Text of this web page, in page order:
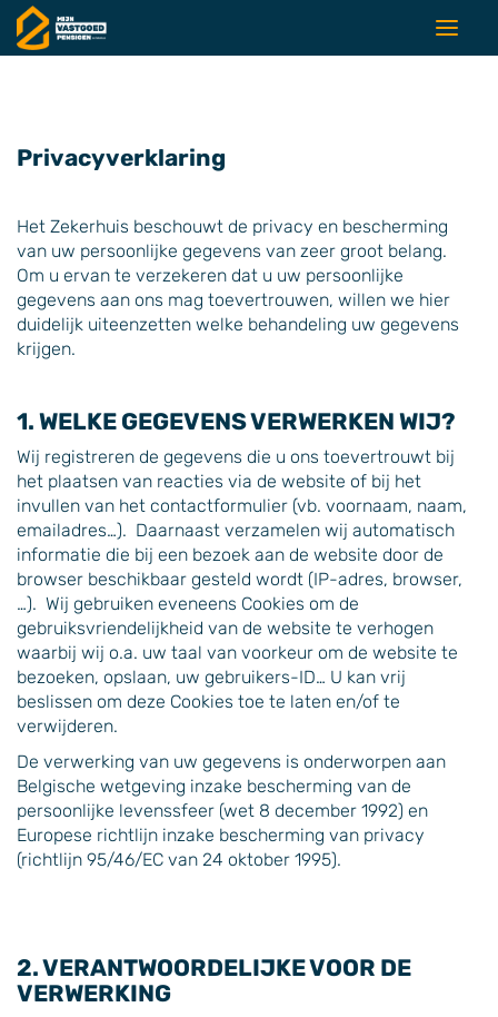
Privacyverklaring
Het Zekerhuis beschouwt de privacy en bescherming
van uw persoonlijke gegevens van zeer groot belang.
Om u ervan te verzekeren dat u uw persoonlijke
gegevens aan ons mag toevertrouwen, willen we hier
duidelijk uiteenzetten welke behandeling uw gegevens
krijgen.
1. WELKE GEGEVENS VERWERKEN WIJ?
Wij registreren de gegevens die u ons toevertrouwt bij
het plaatsen van reacties via de website of bij het
invullen van het contactformulier (vb. voornaam, naam,
emailadres…). Daarnaast verzamelen wij automatisch
informatie die bij een bezoek aan de website door de
browser beschikbaar gesteld wordt (IP-adres, browser,
…). Wij gebruiken eveneens Cookies om de
gebruiksvriendelijkheid van de website te verhogen
waarbij wij o.a. uw taal van voorkeur om de website te
bezoeken, opslaan, uw gebruikers-ID… U kan vrij
beslissen om deze Cookies toe te laten en/of te
verwijderen.
De verwerking van uw gegevens is onderworpen aan
Belgische wetgeving inzake bescherming van de
persoonlijke levenssfeer (wet 8 december 1992) en
Europese richtlijn inzake bescherming van privacy
(richtlijn 95/46/EC van 24 oktober 1995).
2. VERANTWOORDELIJKE VOOR DE
VERWERKING